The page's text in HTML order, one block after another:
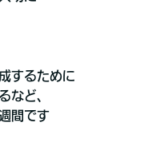
するために
など、
間です